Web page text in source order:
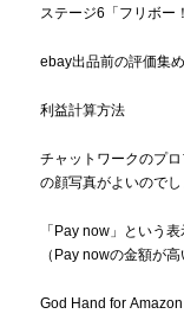
ステージ6「フリボー
ebay出品前の評価集め
利益計算方法
チャットワークのプ
の顔写真がよいので
「Pay now」という
（Pay nowの金額が
God Hand for Amazon